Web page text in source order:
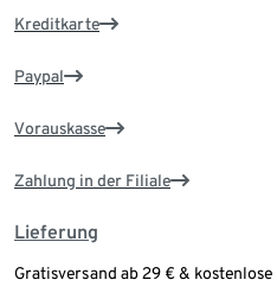
Kreditkarte
Paypal
Vorauskasse
Zahlung in der Filiale
Lieferung
Gratisversand ab 29 € & kostenlose